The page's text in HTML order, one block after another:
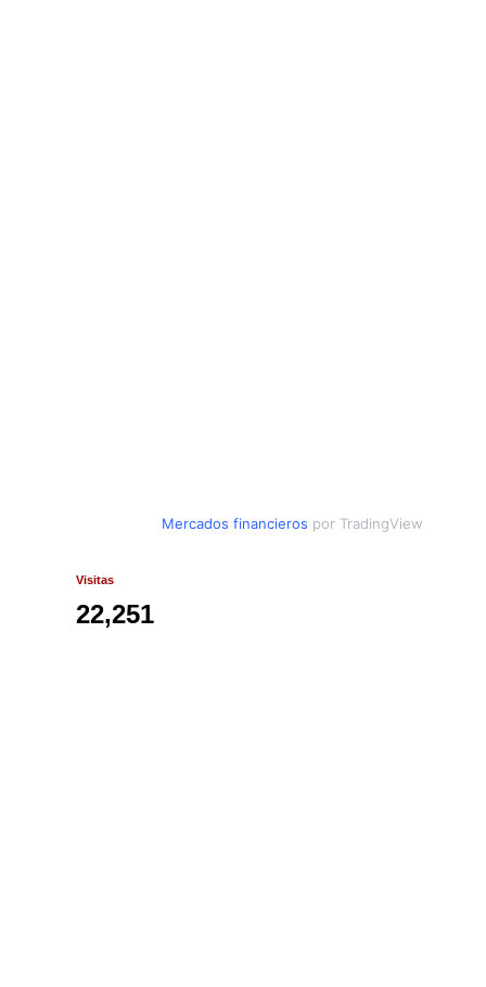
Mercados financieros por TradingView
Visitas
22,251